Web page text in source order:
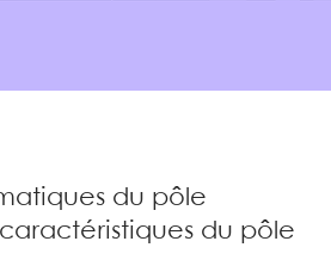
du pôle
du pôle